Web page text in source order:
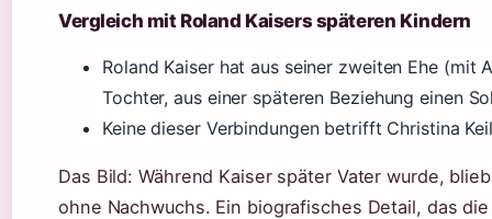
Vergleich mit Roland Kaisers späteren Kindern
Roland Kaiser hat aus seiner zweiten Ehe (mit
Tochter, aus einer späteren Beziehung einen
Keine dieser Verbindungen betrifft Christina
Das Bild: Während Kaiser später Vater wurde,
ohne Nachwuchs. Ein biografisches Detail, das